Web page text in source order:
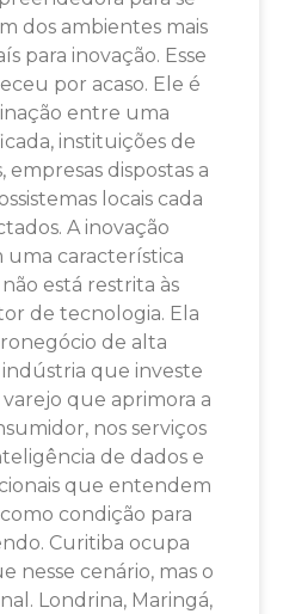
dos ambientes mais
para inovação. Esse
por acaso. Ele é
entre uma
instituições de
empresas dispostas a
locais cada
A inovação
uma característica
está restrita às
de tecnologia. Ela
de alta
que investe
que aprimora a
nos serviços
de dados e
que entendem
condição para
Curitiba ocupa
nesse cenário, mas o
Londrina, Maringá,